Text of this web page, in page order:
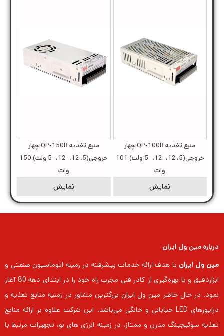
منبع تغذیه QP-100B چهار
خروجی(5، 12، -12، -5 ولت) 101
وات
نمایش
منبع تغذیه QP-150B چهار
خروجی(5، 12، -12، -5 ولت) 150
وات
نمایش
درباره مین ول ایران
مین ول ایران با هدف ارائه خدمات پیشرفته در زمینه اتوماسیون صنعتی و
ابزاردقیق و با بهره‌گیری از کادر فنی مجرب راه خود را در ابتدای دهه 80 آغاز
نمود. در حال حاضر مین ول ایران بزرگترین مشاور در زمنیه منابع تغذیه و
درایورهای LED خیابانی و خانگی می‌باشد. این شرکت علاوه بر ارائه منابع
تغذیه سوئیچینگ مدرن و ممتاز، در زمینه انرژی های نو، تجهیزات مرتبط با